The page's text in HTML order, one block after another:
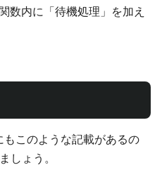
数内に「待機処理」を加え
このような記載があるの
しょう。